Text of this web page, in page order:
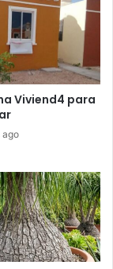
Viviend4 para
ago